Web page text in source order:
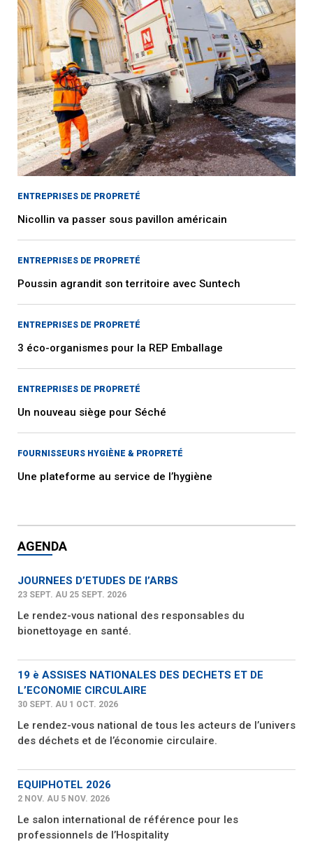
ENTREPRISES DE PROPRETÉ
Nicollin va passer sous pavillon américain
ENTREPRISES DE PROPRETÉ
Poussin agrandit son territoire avec Suntech
ENTREPRISES DE PROPRETÉ
3 éco-organismes pour la REP Emballage
ENTREPRISES DE PROPRETÉ
Un nouveau siège pour Séché
FOURNISSEURS HYGIÈNE & PROPRETÉ
Une plateforme au service de l’hygiène
AGENDA
JOURNEES D’ETUDES DE l’ARBS
23 SEPT. AU 25 SEPT. 2026
Le rendez-vous national des responsables du
bionettoyage en santé.
19 è ASSISES NATIONALES DES DECHETS ET DE
L’ECONOMIE CIRCULAIRE
30 SEPT. AU 1 OCT. 2026
Le rendez-vous national de tous les acteurs de l’univers
des déchets et de l’économie circulaire.
EQUIPHOTEL 2026
2 NOV. AU 5 NOV. 2026
Le salon international de référence pour les
professionnels de l’Hospitality